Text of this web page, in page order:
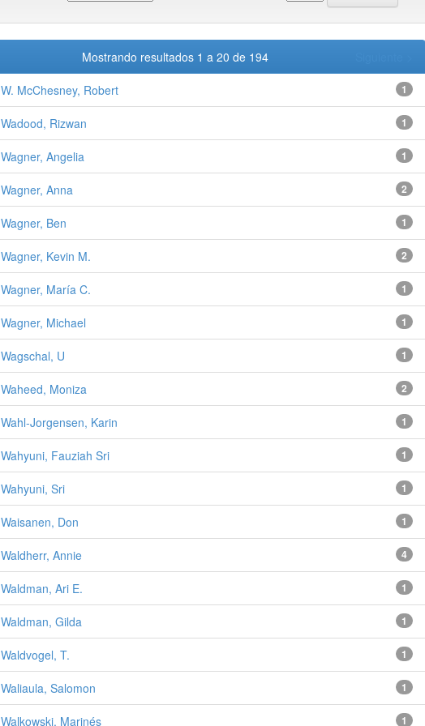
Mostrando resultados 1 a 20 de 194
W. McChesney, Robert 1
Wadood, Rizwan 1
Wagner, Angelia 1
Wagner, Anna 2
Wagner, Ben 1
Wagner, Kevin M. 2
Wagner, María C. 1
Wagner, Michael 1
Wagschal, U 1
Waheed, Moniza 2
Wahl-Jorgensen, Karin 1
Wahyuni, Fauziah Sri 1
Wahyuni, Sri 1
Waisanen, Don 1
Waldherr, Annie 4
Waldman, Ari E. 1
Waldman, Gilda 1
Waldvogel, T. 1
Waliaula, Salomon 1
Walkowski, Marinés 1